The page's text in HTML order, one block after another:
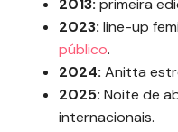
2013: primeira
2023: line-up
público.
2024: Anitta
2025: Noite de
internacionais.